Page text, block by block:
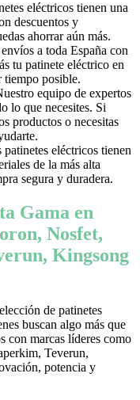
eléctricos tienen una
descuentos y
ahorrar aún más.
a toda España con
tu patinete eléctrico en
tiempo posible.
equipo de expertos
lo que necesites. Si
productos o necesitas
eléctricos tienen
de la más alta
segura y duradera.
Gama en
Nosfet,
Kingsong
de patinetes
buscan algo más que
con marcas líderes como
Teverun,
potencia y